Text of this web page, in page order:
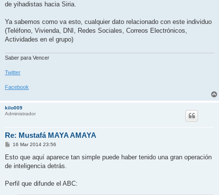
de yihadistas hacia Siria.
Ya sabemos como va esto, cualquier dato relacionado con este individuo
(Teléfono, Vivienda, DNI, Redes Sociales, Correos Electrónicos,
Actividades en el grupo)
Saber para Vencer
Twitter
Facebook
kilo009
Administrador
Re: Mustafá MAYA AMAYA
M
n
a
16 Mar 2014 23:56
Esto que aquí aparece tan simple puede haber tenido una gran operación
de inteligencia detrás.
Perfil que difunde el ABC: